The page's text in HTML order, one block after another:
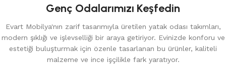
Genç Odalarımızı Keşfedin
Evart Mobilya'nın zarif tasarımıyla üretilen yatak odası takımları,
modern şıklığı ve işlevselliği bir araya getiriyor. Evinizde konforu ve
estetiği buluşturmak için özenle tasarlanan bu ürünler, kaliteli
malzeme ve ince işçilikle fark yaratıyor.